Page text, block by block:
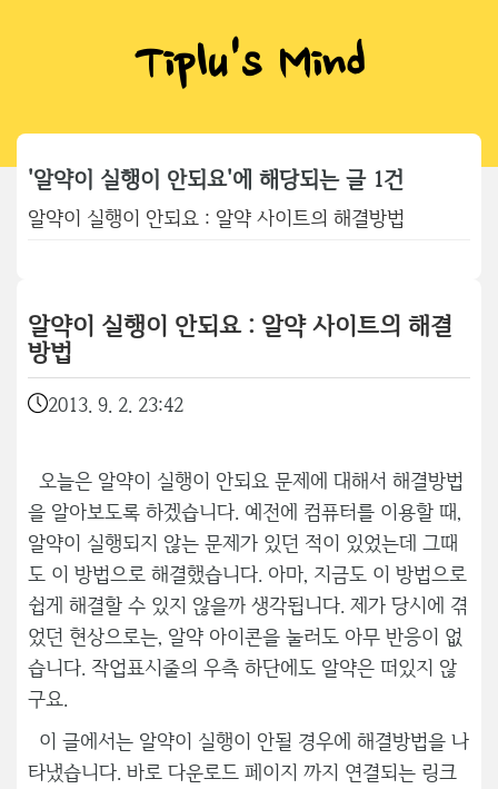
Tiplu's Mind
'알약이 실행이 안되요'에 해당되는 글 1건
알약이 실행이 안되요 : 알약 사이트의 해결방법
알약이 실행이 안되요 : 알약 사이트의 해결
방법
2013. 9. 2. 23:42
오늘은 알약이 실행이 안되요 문제에 대해서 해결방법
을 알아보도록 하겠습니다. 예전에 컴퓨터를 이용할 때,
알약이 실행되지 않는 문제가 있던 적이 있었는데 그때
도 이 방법으로 해결했습니다. 아마, 지금도 이 방법으로
쉽게 해결할 수 있지 않을까 생각됩니다. 제가 당시에 겪
었던 현상으로는, 알약 아이콘을 눌러도 아무 반응이 없
습니다. 작업표시줄의 우측 하단에도 알약은 떠있지 않
구요.
이 글에서는 알약이 실행이 안될 경우에 해결방법을 나
타냈습니다. 바로 다운로드 페이지 까지 연결되는 링크